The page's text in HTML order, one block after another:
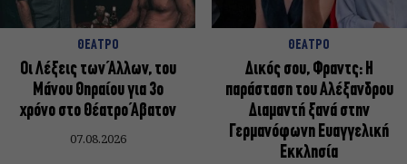
ΘΕΑΤΡΟ
Οι Λέξεις των Άλλων, του
Μάνου Θηραίου για 3ο
χρόνο στο Θέατρο Άβατον
07.08.2026
ΘΕΑΤΡΟ
Δικός σου, Φραντς: Η
παράσταση του Αλέξανδρου
Διαμαντή ξανά στην
Γερμανόφωνη Ευαγγελική
Εκκλησία